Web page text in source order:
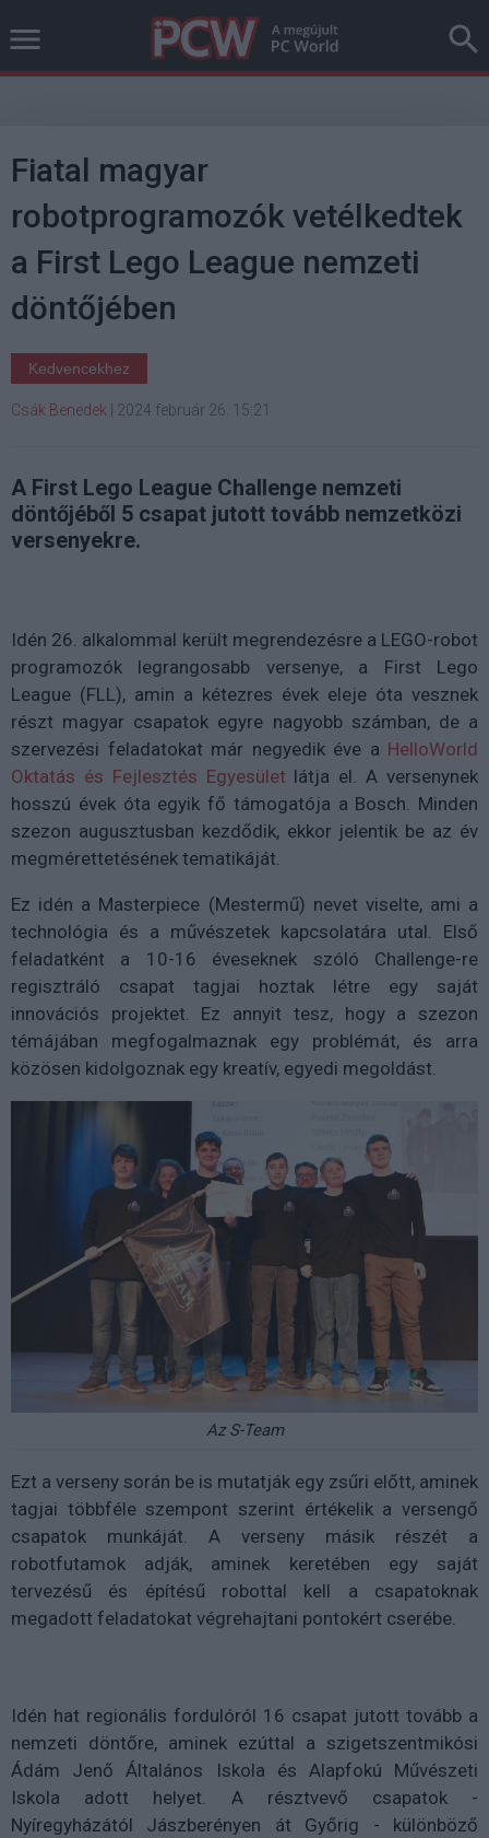
Fiatal magyar
robotprogramozók vetélkedtek
a First Lego League nemzeti
döntőjében
Kedvencekhez
Csák Benedek 2024 február 26. 15:21
A First Lego League Challenge nemzeti
döntőjéből 5 csapat jutott tovább nemzetközi
versenyekre.
Idén 26. alkalommal került megrendezésre a LEGO-robot
programozók legrangosabb versenye, a First Lego
League (FLL), amin a kétezres évek eleje óta vesznek
részt magyar csapatok egyre nagyobb számban, de a
szervezési feladatokat már negyedik éve a HelloWorld
Oktatás és Fejlesztés Egyesület látja el. A versenynek
hosszú évek óta egyik fő támogatója a Bosch. Minden
szezon augusztusban kezdődik, ekkor jelentik be az év
megmérettetésének tematikáját.
Ez idén a Masterpiece (Mestermű) nevet viselte, ami a
technológia és a művészetek kapcsolatára utal. Első
feladatként a 10-16 éveseknek szóló Challenge-re
regisztráló csapat tagjai hoztak létre egy saját
innovációs projektet. Ez annyit tesz, hogy a szezon
témájában megfogalmaznak egy problémát, és arra
közösen kidolgoznak egy kreatív, egyedi megoldást.
Az S-Team
Ezt a verseny során be is mutatják egy zsűri előtt, aminek
tagjai többféle szempont szerint értékelik a versengő
csapatok munkáját. A verseny másik részét a
robotfutamok adják, aminek keretében egy saját
tervezésű és építésű robottal kell a csapatoknak
megadott feladatokat végrehajtani pontokért cserébe.
Idén hat regionális fordulóról 16 csapat jutott tovább a
nemzeti döntőre, aminek ezúttal a szigetszentmikósi
Ádám Jenő Általános Iskola és Alapfokú Művészeti
Iskola adott helyet. A résztvevő csapatok -
Nyíregyházától Jászberényen át Győrig - különböző